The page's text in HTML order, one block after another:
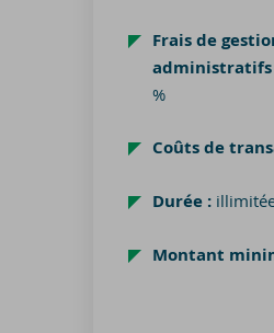
Frais de
administratifs
%
Coûts de
Durée :
Montant